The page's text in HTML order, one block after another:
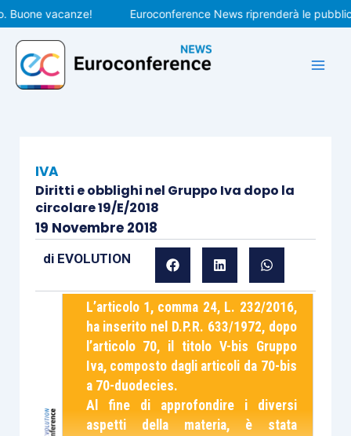
Vai
al
contenuto
vacanze! Euroconference News riprenderà le
IVA
Diritti e obblighi nel Gruppo Iva dopo la
circolare 19/E/2018
19 Novembre 2018
di EVOLUTION
L’articolo 1, comma 24, L. 232/2016,
ha inserito nel D.P.R. 633/1972, dopo
l’articolo 70, il titolo V-bis Gruppo
Iva, composto dagli articoli da 70-bis
a 70-duodecies.
Al fine di approfondire i diversi
aspetti della materia, è stata